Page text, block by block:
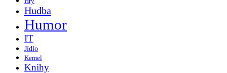
Hudba
Humor
IT
Jídlo
Kemel
Knihy